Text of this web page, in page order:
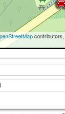
contributors,